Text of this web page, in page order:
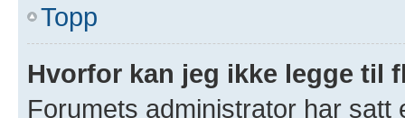
Topp
Hvorfor kan jeg ikke legge til
Forumets administrator har satt